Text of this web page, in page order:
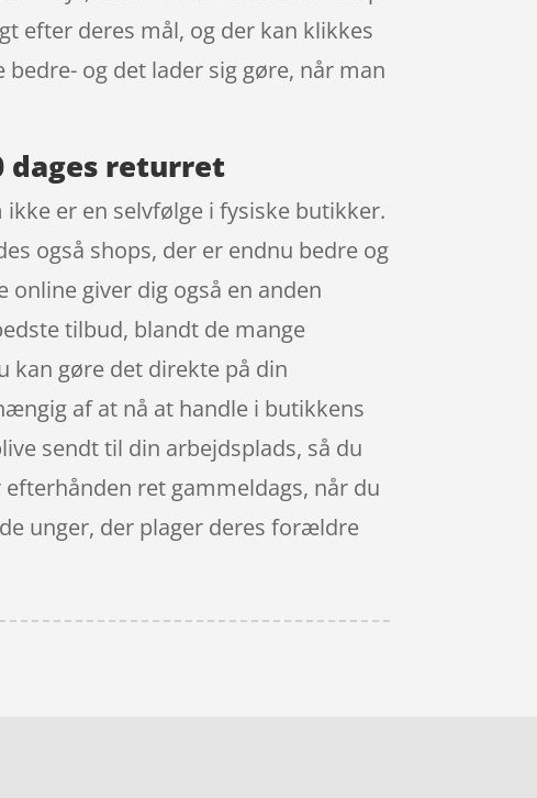
efter deres mål, og der kan klikkes
og det lader sig gøre, når man
dages returret
er en selvfølge i fysiske butikker.
også shops, der er endnu bedre og
giver dig også en anden
tilbud, blandt de mange
kan gøre det direkte på din
af at nå at handle i butikkens
sendt til din arbejdsplads, så du
ret gammeldags, når du
unger, der plager deres forældre